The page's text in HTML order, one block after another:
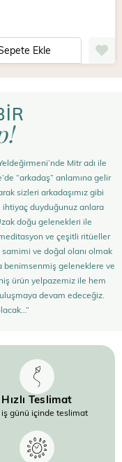
Ekle
Mitr adı ile
“arkadaş” anlamına gelir
sizleri arkadaşımız gibi
ihtiyaç duyduğunuz anlara
doğu gelenekleri ile
ve çeşitli ritüeller
samimi ve doğal olanı olmak
benimsenmiş geleneklere ve
ürün yelpazemiz ile hem
devam edeceğiz.
Hızlı Teslimat
günü içinde teslimat